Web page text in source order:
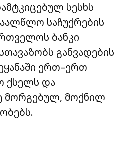
სესხს
საჩუქრების
ბანკი
განვადების
ერთ–ერთ
ქსელს და
მორგებულ, მოქნილ